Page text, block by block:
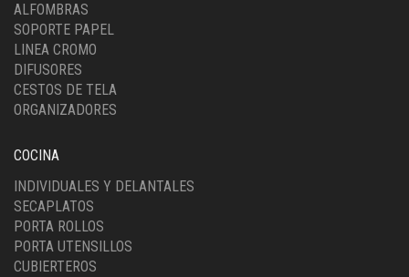
ALFOMBRAS
SOPORTE PAPEL
LINEA CROMO
DIFUSORES
CESTOS DE TELA
ORGANIZADORES
COCINA
INDIVIDUALES Y DELANTALES
SECAPLATOS
PORTA ROLLOS
PORTA UTENSILLOS
CUBIERTEROS